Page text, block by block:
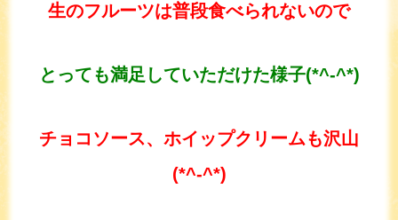
生のフルーツは普段食べられないので
とっても満足していただけた様子(*^-^*)
チョコソース、ホイップクリームも沢山
(*^-^*)